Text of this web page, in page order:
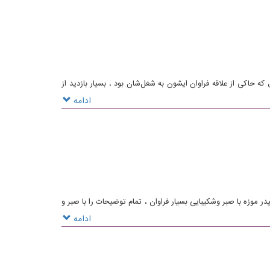
از علاقه فراوان ایشون به شغل‌شان بود ، بسیار بازدید از
ادامه
موزه با صبر وشکیبایی بسیار فراوان ، تمام توضیحات را با صبر و
فراوان ایشان نسبت به شغل‌شان بود ارائه کردند . توصیه می کنم
بدورنگاه دارد و همیشه پایدار و سلامت باشند
ادامه